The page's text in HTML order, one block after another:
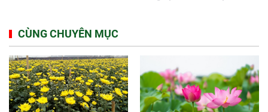
CÙNG CHUYÊN MỤC